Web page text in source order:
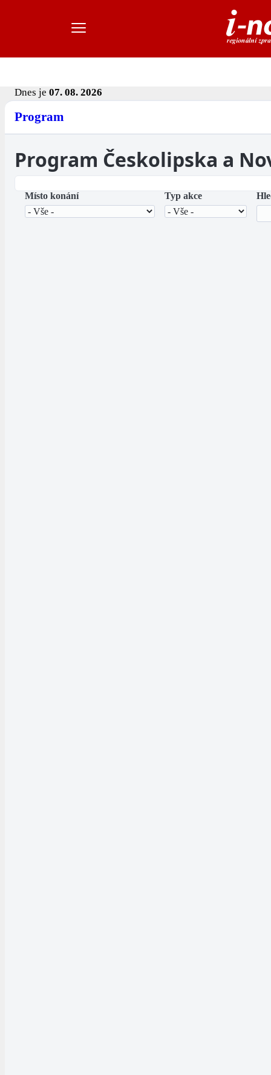
Dnes je 07. 08. 2026
Program
Program Českolipska a
Místo konání Typ akce